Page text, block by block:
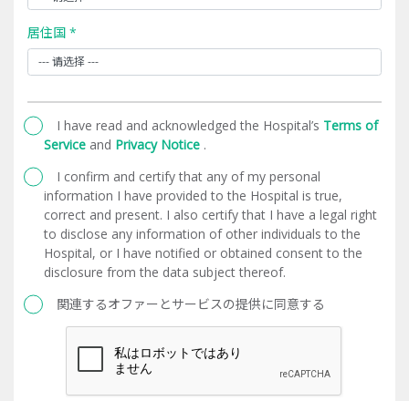
居住国 *
I have read and acknowledged the Hospital’s Terms of
Service and Privacy Notice .
I confirm and certify that any of my personal
information I have provided to the Hospital is true,
correct and present. I also certify that I have a legal right
to disclose any information of other individuals to the
Hospital, or I have notified or obtained consent to the
disclosure from the data subject thereof.
関連するオファーとサービスの提供に同意する